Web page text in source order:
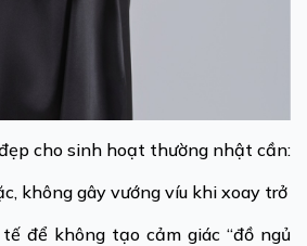
cho sinh hoạt thường nhật cần:
không gây vướng víu khi xoay trở
để không tạo cảm giác “đồ ngủ